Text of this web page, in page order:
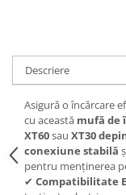
Anvelope moto
Camere moto
Anvelope ATV
Cauciucuri bicicleta
Anvelope și Camere
https://
tbi?
Descriere
Asigură o încărcare
cu această mufă de
XT60sau XT30
conexiune stabilă
pentru menținerea
✔ Compatibilitate